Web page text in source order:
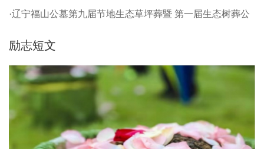
·辽宁福山公墓第九届节地生态草坪葬暨 第一届生态树葬公
励志短文